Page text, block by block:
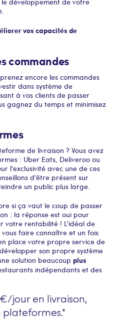
vos capacités de
commandes
encore les commandes
dans système de
à vos clients de passer
gagnez du temps et minimisez
de livraison ? Vous avez
: Uber Eats, Deliveroo ou
l'exclusivité avec une de ces
d'être présent sur
un public plus large.
si ça vaut le coup de passer
: la réponse est oui pour
votre rentabilité ! L'idéal de
faire connaître et un fois
place votre propre service de
son propre système
solution beaucoup plus
indépendants et des
jour en livraison,
plateformes."